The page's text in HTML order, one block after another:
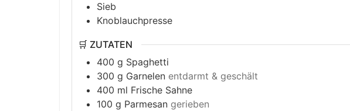
Sieb
Knoblauchpresse
🛒 ZUTATEN
400 g Spaghetti
300 g Garnelen entdarmt & geschält
400 ml Frische Sahne
100 g Parmesan gerieben